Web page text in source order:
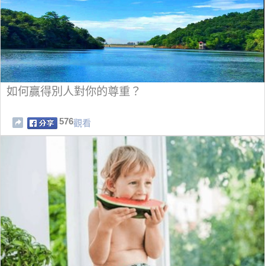
如何贏得別人對你的尊重？
576觀看